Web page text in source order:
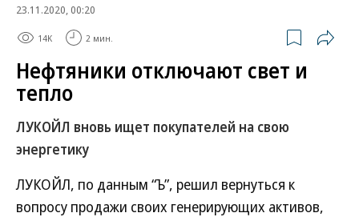
23.11.2020, 00:20
14K 2 мин.
Нефтяники отключают свет и
тепло
ЛУКОЙЛ вновь ищет покупателей на свою
энергетику
ЛУКОЙЛ, по данным “Ъ”, решил вернуться к
вопросу продажи своих генерирующих активов,